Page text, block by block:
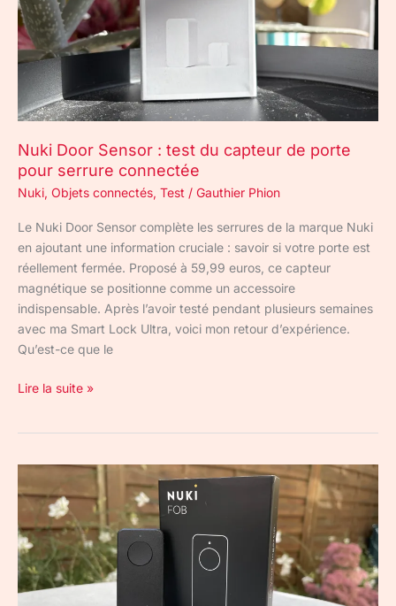
Nuki Door Sensor : test du capteur de porte
pour serrure connectée
Nuki, Objets connectés, Test / Gauthier Phion
Le Nuki Door Sensor complète les serrures de la marque Nuki
en ajoutant une information cruciale : savoir si votre porte est
réellement fermée. Proposé à 59,99 euros, ce capteur
magnétique se positionne comme un accessoire
indispensable. Après l’avoir testé pendant plusieurs semaines
avec ma Smart Lock Ultra, voici mon retour d’expérience.
Qu’est-ce que le
test
du
capteur
de
porte
pour
connectée
Lire la suite »
Fob
test
et
avis
sur